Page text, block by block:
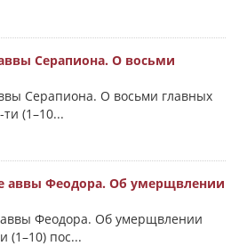
Серапиона. О восьми
Серапиона. О восьми главных
(1–10...
аввы Феодора. Об умерщвлении
Феодора. Об умерщвлении
(1–10) пос...